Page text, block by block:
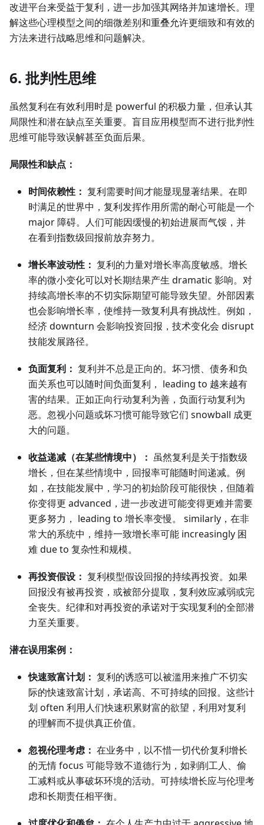
改进平台来受益于复利，进一步加强其网络并加速增长。理
解这些心理模型之间的细微差别和重叠允许更细致和有效的
方法来进行战略思维和问题解决。
6. 批判性思维
虽然复利在有效利用时是 powerful 的积极力量，但承认其
局限性和潜在缺点至关重要。盲目应用模型而不进行批判性
思维可能导致误解甚至负面后果。
局限性和缺点：
时间依赖性： 复利需要时间才能显现显著结果。在即
时满足的世界中，复利发挥作用所需的耐心可能是一个
major 障碍。人们可能因缓慢的初始进展而气馁，并
在看到指数级回报前放弃努力。
增长率波动性： 复利的力量对增长率高度敏感。增长
率的微小变化可以对长期结果产生 dramatic 影响。对
持续高增长率的不切实际期望可能导致失望。外部因素
也会影响增长率，使维持一致复利具有挑战性。例如，
经济 downturn 会影响投资回报，技术变化会 disrupt
技能发展路径。
负面复利： 复利并不总是正向的。坏习惯、债务和负
面关系也可以随时间负面复利， leading to 越来越有
害的结果。正如正向行动复利为善，负面行动复利为
恶。忽视小问题或坏习惯可能导致它们 snowball 成更
大的问题。
收益递减（在某些情境中）： 虽然复利是关于指数级
增长，但在某些情境中，回报率可能随时间递减。例
如，在技能发展中，学习的初始阶段可能很快，但随着
你变得更 advanced，进一步改进可能变得更难并需要
更多努力， leading to 增长率变慢。 similarly，在非
常大的系统中，维持一致增长率可能 increasingly 困
难 due to 复杂性和规模。
再投资假设： 复利模型假设回报的持续再投资。如果
回报没有被再投资，或被部分提取，复利效应减弱或完
全丧失。纪律和对再投资的承诺对于实现复利的全部潜
力至关重要。
潜在误用案例：
快速致富计划： 复利的诱惑可以被滥用来推广不切实
际的快速致富计划，承诺高、不可持续的回报。这些计
划 often 利用人们快速积累财富的欲望，利用对复利
的理解而不提供真正价值。
忽视伦理考虑： 在业务中，以不惜一切代价复利增长
的无情 focus 可能导致不道德行为，如剥削工人、偷
工减料或从事破坏环境的活动。可持续增长应与伦理考
虑和长期责任相平衡。